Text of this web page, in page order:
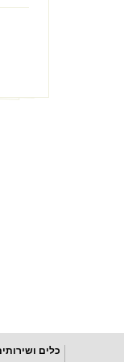
כלים